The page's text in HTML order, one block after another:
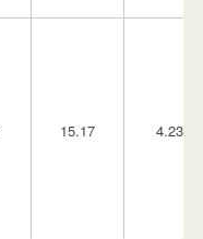
15.17 4.23